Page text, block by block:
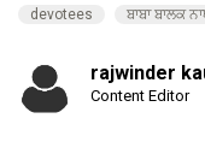
devotees
ਬਾਬਾ ਬਾਲਕ
rajwinder
Content Editor